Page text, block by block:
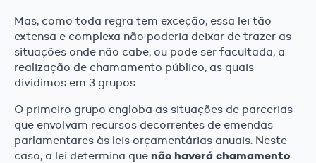
Mas, como toda regra tem exceção, essa lei tão
extensa e complexa não poderia deixar de trazer as
situações onde não cabe, ou pode ser facultada, a
realização de chamamento público, as quais
dividimos em 3 grupos.
O primeiro grupo engloba as situações de parcerias
que envolvam recursos decorrentes de emendas
parlamentares às leis orçamentárias anuais. Neste
caso, a lei determina que não haverá chamamento